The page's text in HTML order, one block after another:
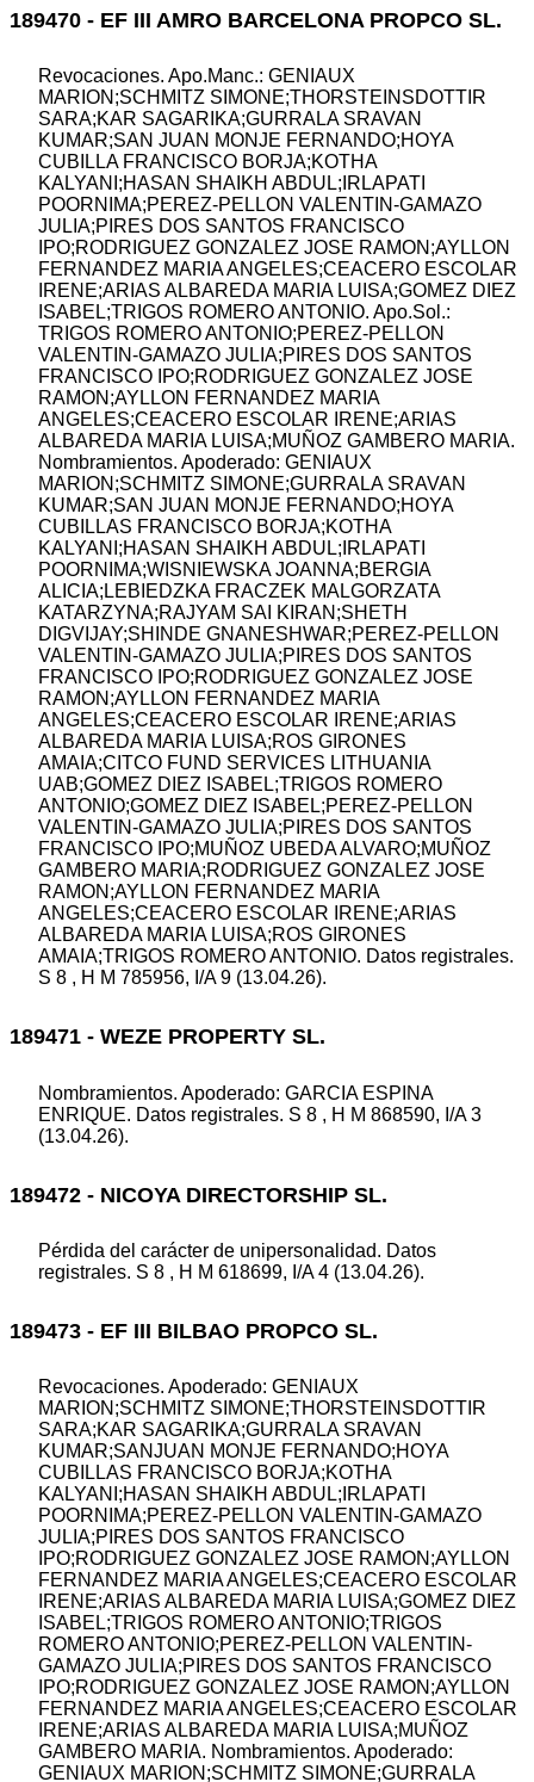
189470 - EF III AMRO BARCELONA PROPCO SL.
Revocaciones. Apo.Manc.: GENIAUX
MARION;SCHMITZ SIMONE;THORSTEINSDOTTIR
SARA;KAR SAGARIKA;GURRALA SRAVAN
KUMAR;SAN JUAN MONJE FERNANDO;HOYA
CUBILLA FRANCISCO BORJA;KOTHA
KALYANI;HASAN SHAIKH ABDUL;IRLAPATI
POORNIMA;PEREZ-PELLON VALENTIN-GAMAZO
JULIA;PIRES DOS SANTOS FRANCISCO
IPO;RODRIGUEZ GONZALEZ JOSE RAMON;AYLLON
FERNANDEZ MARIA ANGELES;CEACERO ESCOLAR
IRENE;ARIAS ALBAREDA MARIA LUISA;GOMEZ DIEZ
ISABEL;TRIGOS ROMERO ANTONIO. Apo.Sol.:
TRIGOS ROMERO ANTONIO;PEREZ-PELLON
VALENTIN-GAMAZO JULIA;PIRES DOS SANTOS
FRANCISCO IPO;RODRIGUEZ GONZALEZ JOSE
RAMON;AYLLON FERNANDEZ MARIA
ANGELES;CEACERO ESCOLAR IRENE;ARIAS
ALBAREDA MARIA LUISA;MUÑOZ GAMBERO MARIA.
Nombramientos. Apoderado: GENIAUX
MARION;SCHMITZ SIMONE;GURRALA SRAVAN
KUMAR;SAN JUAN MONJE FERNANDO;HOYA
CUBILLAS FRANCISCO BORJA;KOTHA
KALYANI;HASAN SHAIKH ABDUL;IRLAPATI
POORNIMA;WISNIEWSKA JOANNA;BERGIA
ALICIA;LEBIEDZKA FRACZEK MALGORZATA
KATARZYNA;RAJYAM SAI KIRAN;SHETH
DIGVIJAY;SHINDE GNANESHWAR;PEREZ-PELLON
VALENTIN-GAMAZO JULIA;PIRES DOS SANTOS
FRANCISCO IPO;RODRIGUEZ GONZALEZ JOSE
RAMON;AYLLON FERNANDEZ MARIA
ANGELES;CEACERO ESCOLAR IRENE;ARIAS
ALBAREDA MARIA LUISA;ROS GIRONES
AMAIA;CITCO FUND SERVICES LITHUANIA
UAB;GOMEZ DIEZ ISABEL;TRIGOS ROMERO
ANTONIO;GOMEZ DIEZ ISABEL;PEREZ-PELLON
VALENTIN-GAMAZO JULIA;PIRES DOS SANTOS
FRANCISCO IPO;MUÑOZ UBEDA ALVARO;MUÑOZ
GAMBERO MARIA;RODRIGUEZ GONZALEZ JOSE
RAMON;AYLLON FERNANDEZ MARIA
ANGELES;CEACERO ESCOLAR IRENE;ARIAS
ALBAREDA MARIA LUISA;ROS GIRONES
AMAIA;TRIGOS ROMERO ANTONIO. Datos registrales.
S 8 , H M 785956, I/A 9 (13.04.26).
189471 - WEZE PROPERTY SL.
Nombramientos. Apoderado: GARCIA ESPINA
ENRIQUE. Datos registrales. S 8 , H M 868590, I/A 3
(13.04.26).
189472 - NICOYA DIRECTORSHIP SL.
Pérdida del carácter de unipersonalidad. Datos
registrales. S 8 , H M 618699, I/A 4 (13.04.26).
189473 - EF III BILBAO PROPCO SL.
Revocaciones. Apoderado: GENIAUX
MARION;SCHMITZ SIMONE;THORSTEINSDOTTIR
SARA;KAR SAGARIKA;GURRALA SRAVAN
KUMAR;SANJUAN MONJE FERNANDO;HOYA
CUBILLAS FRANCISCO BORJA;KOTHA
KALYANI;HASAN SHAIKH ABDUL;IRLAPATI
POORNIMA;PEREZ-PELLON VALENTIN-GAMAZO
JULIA;PIRES DOS SANTOS FRANCISCO
IPO;RODRIGUEZ GONZALEZ JOSE RAMON;AYLLON
FERNANDEZ MARIA ANGELES;CEACERO ESCOLAR
IRENE;ARIAS ALBAREDA MARIA LUISA;GOMEZ DIEZ
ISABEL;TRIGOS ROMERO ANTONIO;TRIGOS
ROMERO ANTONIO;PEREZ-PELLON VALENTIN-
GAMAZO JULIA;PIRES DOS SANTOS FRANCISCO
IPO;RODRIGUEZ GONZALEZ JOSE RAMON;AYLLON
FERNANDEZ MARIA ANGELES;CEACERO ESCOLAR
IRENE;ARIAS ALBAREDA MARIA LUISA;MUÑOZ
GAMBERO MARIA. Nombramientos. Apoderado:
GENIAUX MARION;SCHMITZ SIMONE;GURRALA